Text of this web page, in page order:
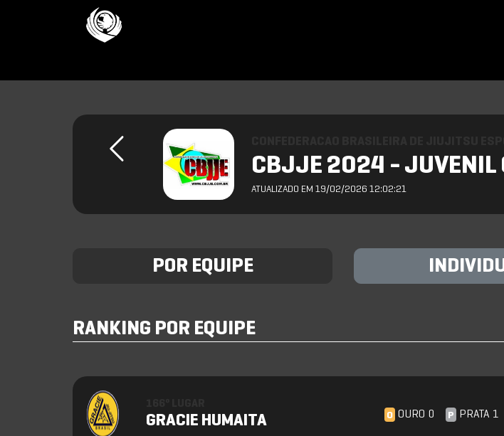
CBJJE 2024 - JUVENIL
ATUALIZADO EM 19/02/2026 12:02:21
POR EQUIPE
RANKING POR EQUIPE
GRACIE HUMAITA O OURO 0 P PRATA 1